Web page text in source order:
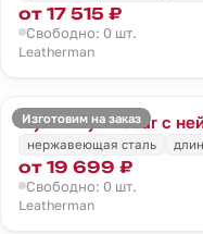
от 17 515 ₽
Свободно: 0 шт.
Leatherman
Изготовим на заказ
Мультитул Rebar с
нержавеющая сталь
от 19 699 ₽
Свободно: 0 шт.
Leatherman